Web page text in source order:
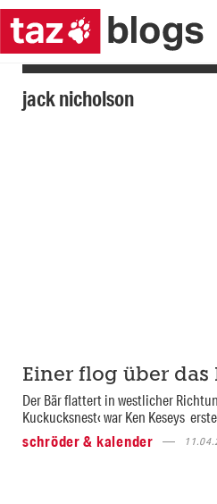
jack nicholson
Einer flog über das
Der Bär flattert in westlicher
Kuckucksnest‹ war Ken Keseys
schröder & kalender